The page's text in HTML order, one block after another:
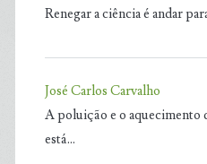
Renegar a ciência é andar
José Carlos Carvalho
A poluição e o aquecimento
está…